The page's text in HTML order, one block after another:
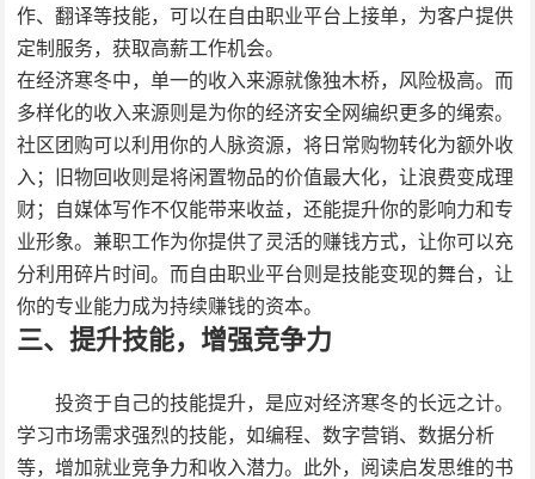
作、翻译等技能，可以在自由职业平台上接单，为客户提供
定制服务，获取高薪工作机会。
在经济寒冬中，单一的收入来源就像独木桥，风险极高。而
多样化的收入来源则是为你的经济安全网编织更多的绳索。
社区团购可以利用你的人脉资源，将日常购物转化为额外收
入；旧物回收则是将闲置物品的价值最大化，让浪费变成理
财；自媒体写作不仅能带来收益，还能提升你的影响力和专
业形象。兼职工作为你提供了灵活的赚钱方式，让你可以充
分利用碎片时间。而自由职业平台则是技能变现的舞台，让
你的专业能力成为持续赚钱的资本。
三、提升技能，增强竞争力
投资于自己的技能提升，是应对经济寒冬的长远之计。
学习市场需求强烈的技能，如编程、数字营销、数据分析
等，增加就业竞争力和收入潜力。此外，阅读启发思维的书